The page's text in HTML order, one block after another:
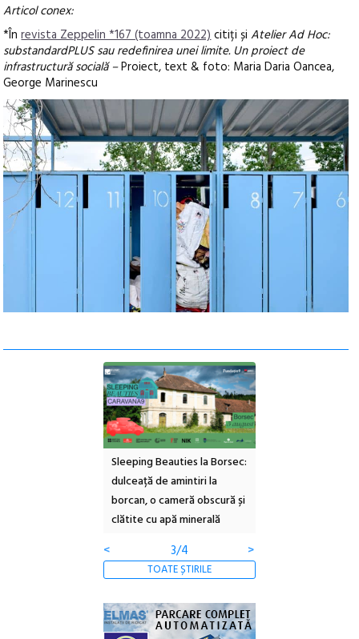
Articol conex:
*Înrevista Zeppelin *167 (toamna 2022)citiți șiAtelier Ad Hoc:
substandardPLUS sau redefinirea unei limite. Un proiect de
infrastructură socială –Proiect, text & foto: Maria Daria Oancea,
George Marinescu
Sleeping Beauties la Borsec:
dulceață de amintiri la
borcan, o cameră obscură și
clătite cu apă minerală
<
3/4 >
TOATE ȘTIRILE